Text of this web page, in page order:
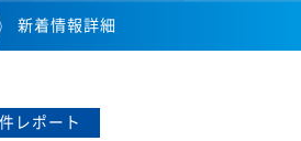
新着情報詳細
レポート